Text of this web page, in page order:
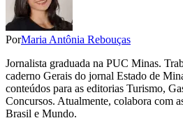
PorMaria Antônia Rebouças
Jornalista graduada na PUC Minas.
caderno Gerais do jornal Estado de
conteúdos para as editorias Turismo,
Concursos. Atualmente, colabora com
Brasil e Mundo.